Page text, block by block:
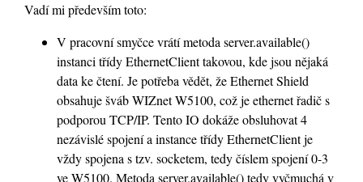
Vadí mi především toto:
V pracovní smyčce vrátí metoda server.available()
instanci třídy EthernetClient takovou, kde jsou nějaká
data ke čtení. Je potřeba vědět, že Ethernet Shield
obsahuje šváb WIZnet W5100, což je ethernet řadič s
podporou TCP/IP. Tento IO dokáže obsluhovat 4
nezávislé spojení a instance třídy EthernetClient je
vždy spojena s tzv. socketem, tedy číslem spojení 0-3
ve W5100. Metoda server.available() tedy vyčmuchá v